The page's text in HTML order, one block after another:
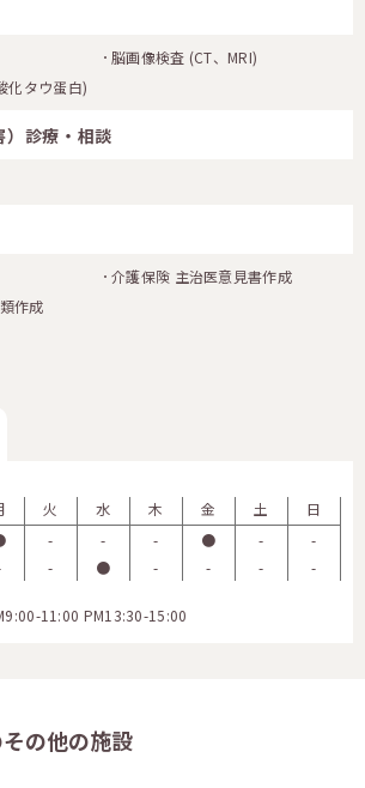
脳画像検査 (CT、MRI)
化タウ蛋白)
）診療・相談
介護保険 主治医意見書作成
作成
火 水 木 金 土
日
- - - ● -
-
- ● - - - -
11:00 PM13:30-15:00
の他の施設